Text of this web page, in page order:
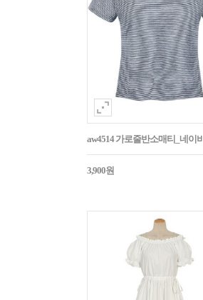
aw4514 가로줄반소매티_네이비
3,900원